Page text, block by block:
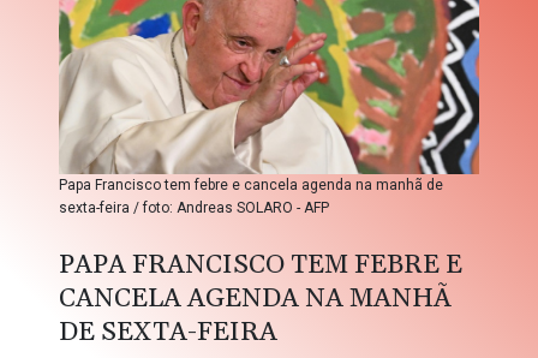
Papa Francisco tem febre e cancela agenda na manhã de
sexta-feira / foto: Andreas SOLARO - AFP
PAPA FRANCISCO TEM FEBRE E
CANCELA AGENDA NA MANHÃ
DE SEXTA-FEIRA